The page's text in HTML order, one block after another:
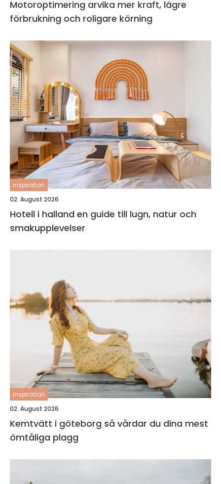
Motoroptimering arvika mer kraft, lägre
förbrukning och roligare körning
inspiration
02. August 2026
Hotell i halland en guide till lugn, natur och
smakupplevelser
inspiration
02. August 2026
Kemtvätt i göteborg så vårdar du dina mest
ömtåliga plagg